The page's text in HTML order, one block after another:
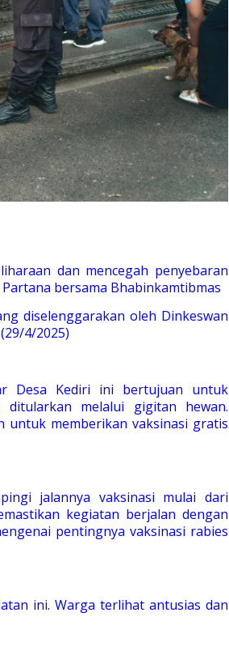
dan mencegah penyebaran
bersama Bhabinkamtibmas
diselenggarakan oleh Dinkeswan
4/2025)
Desa Kediri ini bertujuan untuk
melalui gigitan hewan.
untuk memberikan vaksinasi gratis
jalannya vaksinasi mulai dari
kegiatan berjalan dengan
pentingnya vaksinasi rabies
ini. Warga terlihat antusias dan